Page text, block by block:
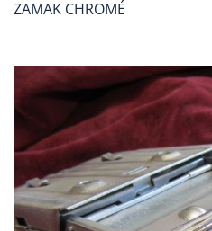
ZAMAK CHROMÉ